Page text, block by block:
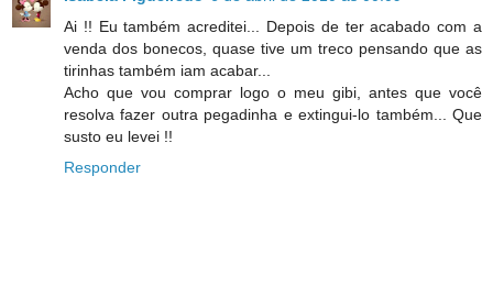
Ai !! Eu também acreditei... Depois de ter acabado com a
venda dos bonecos, quase tive um treco pensando que as
tirinhas também iam acabar...
Acho que vou comprar logo o meu gibi, antes que você
resolva fazer outra pegadinha e extingui-lo também... Que
susto eu levei !!
Responder